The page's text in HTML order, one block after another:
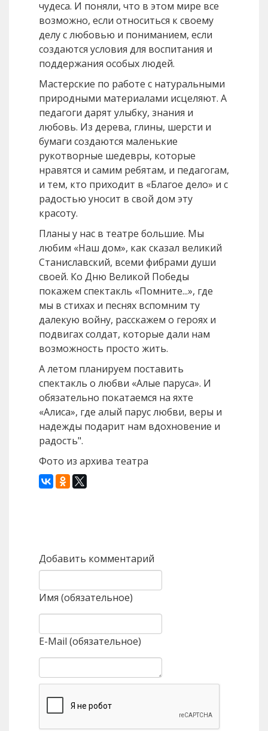
чудеса. И поняли, что в этом мире все
возможно, если относиться к своему
делу с любовью и пониманием, если
создаются условия для воспитания и
поддержания особых людей.
Мастерские по работе с натуральными
природными материалами исцеляют. А
педагоги дарят улыбку, знания и
любовь. Из дерева, глины, шерсти и
бумаги создаются маленькие
рукотворные шедевры, которые
нравятся и самим ребятам, и педагогам,
и тем, кто приходит в «Благое дело» и с
радостью уносит в свой дом эту
красоту.
Планы у нас в театре большие. Мы
любим «Наш дом», как сказал великий
Станиславский, всеми фибрами души
своей. Ко Дню Великой Победы
покажем спектакль «Помните...», где
мы в стихах и песнях вспомним ту
далекую войну, расскажем о героях и
подвигах солдат, которые дали нам
возможность просто жить.
А летом планируем поставить
спектакль о любви «Алые паруса». И
обязательно покатаемся на яхте
«Алиса», где алый парус любви, веры и
надежды подарит нам вдохновение и
радость".
Фото из архива театра
Добавить комментарий
Имя (обязательное)
E-Mail (обязательное)